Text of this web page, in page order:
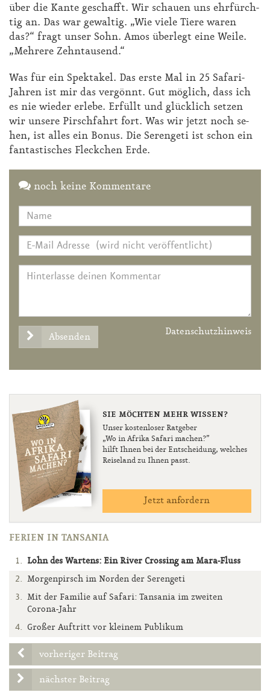
über die Kan­te ge­schafft. Wir schau­en uns ehr­fürch­
tig an. Das war ge­wal­tig. „Wie vie­le Tie­re wa­ren
das?“ fragt un­ser Sohn. Amos über­legt ei­ne Wei­le.
„Meh­re­re Zehn­tau­send.“
Was für ein Spek­ta­kel. Das ers­te Mal in 25 Sa­fa­ri-
Jah­ren ist mir das ver­gönnt. Gut mög­lich, dass ich
es nie wie­der er­le­be. Er­füllt und glück­lich set­zen
wir un­se­re Pirsch­fahrt fort. Was wir jetzt noch se­
hen, ist al­les ein Bo­nus. Die Se­ren­ge­ti ist schon ein
fan­tas­ti­sches Fleck­chen Er­de.
noch keine Kommentare
Absenden Datenschutzhinweis
SIE MÖCHTEN MEHR WISSEN?
Unser kostenloser Ratgeber
„Wo in Afrika Safari machen?”
hilft Ihnen bei der Entscheidung, welches
Reiseland zu Ihnen passt.
Jetzt anfordern
FERIEN IN TANSANIA
Lohn des Wartens: Ein River Crossing am Mara-Fluss
Morgenpirsch im Norden der Serengeti
Mit der Familie auf Safari: Tansania im zweiten
Corona-Jahr
Großer Auftritt vor kleinem Publikum
vorheriger Beitrag
nächster Beitrag